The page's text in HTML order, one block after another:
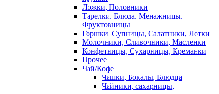
Ложки, Половники
Тарелки, Блюда, Менажницы,
Фруктовницы
Горшки, Супницы, Салатники, Лотки
Молочники, Сливочники, Масленки
Конфетницы, Сухарницы, Креманки
Прочее
Чай/Кофе
Чашки, Бокалы, Блюдца
Чайники, сахарницы,